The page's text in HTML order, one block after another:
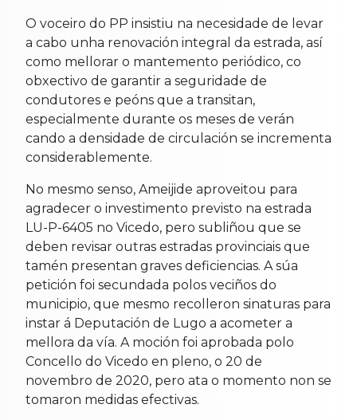
O voceiro do PP insistiu na necesidade de levar
a cabo unha renovación integral da estrada, así
como mellorar o mantemento periódico, co
obxectivo de garantir a seguridade de
condutores e peóns que a transitan,
especialmente durante os meses de verán
cando a densidade de circulación se incrementa
considerablemente.
No mesmo senso, Ameijide aproveitou para
agradecer o investimento previsto na estrada
LU-P-6405 no Vicedo, pero subliñou que se
deben revisar outras estradas provinciais que
tamén presentan graves deficiencias. A súa
petición foi secundada polos veciños do
municipio, que mesmo recolleron sinaturas para
instar á Deputación de Lugo a acometer a
mellora da vía. A moción foi aprobada polo
Concello do Vicedo en pleno, o 20 de
novembro de 2020, pero ata o momento non se
tomaron medidas efectivas.